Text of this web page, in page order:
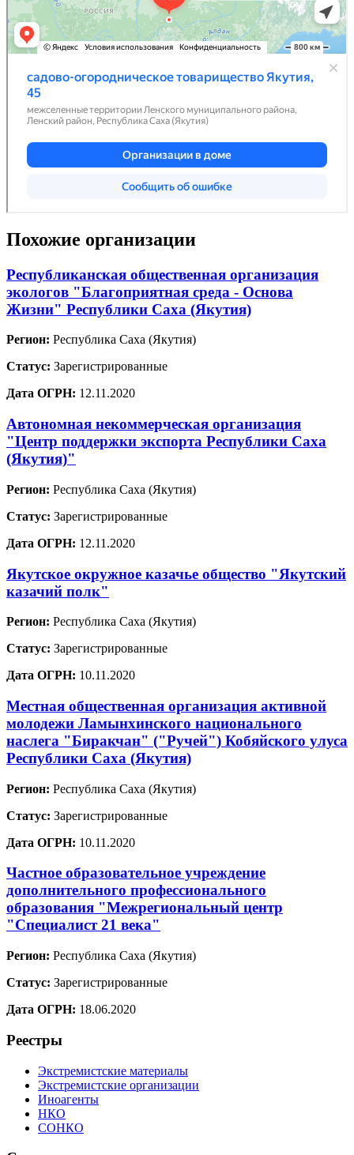
Похожие организации
Республиканская общественная организация
экологов "Благоприятная среда - Основа
Жизни" Республики Саха (Якутия)
Регион: Республика Саха (Якутия)
Статус: Зарегистрированные
Дата ОГРН: 12.11.2020
Автономная некоммерческая организация
"Центр поддержки экспорта Республики Саха
(Якутия)"
Регион: Республика Саха (Якутия)
Статус: Зарегистрированные
Дата ОГРН: 12.11.2020
Якутское окружное казачье общество "Якутский
казачий полк"
Регион: Республика Саха (Якутия)
Статус: Зарегистрированные
Дата ОГРН: 10.11.2020
Местная общественная организация активной
молодежи Ламынхинского национального
наслега "Биракчан" ("Ручей") Кобяйского улуса
Республики Саха (Якутия)
Регион: Республика Саха (Якутия)
Статус: Зарегистрированные
Дата ОГРН: 10.11.2020
Частное образовательное учреждение
дополнительного профессионального
образования "Межрегиональный центр
"Специалист 21 века"
Регион: Республика Саха (Якутия)
Статус: Зарегистрированные
Дата ОГРН: 18.06.2020
Реестры
Экстремистские материалы
Экстремистские организации
Иноагенты
НКО
СОНКО